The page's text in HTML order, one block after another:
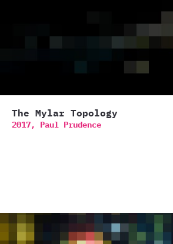
The Mylar Topology
2017, Paul Prudence